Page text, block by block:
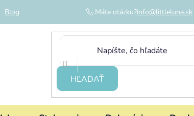
Blog Máte otázku?info@littleluna.sk
HĽADAŤ